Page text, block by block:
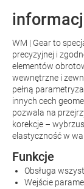
WM | Gear to
precyzyjnej i
elementów
wewnętrzne i
pełną
innych cech
pozwala na
korekcje –
elastyczność w
Funkcje
Obsługa
Wejście